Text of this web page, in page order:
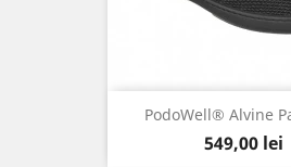
PodoWell® Alvine
Pret
549,00 lei